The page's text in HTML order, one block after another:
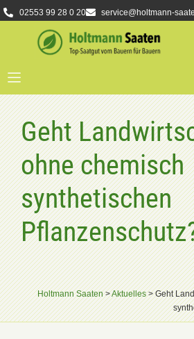
02553 99 28 0 20 service@holtmann-
Geht
ohne chemisch
synthetischen
Holtmann Saaten>Aktuelles>Geht